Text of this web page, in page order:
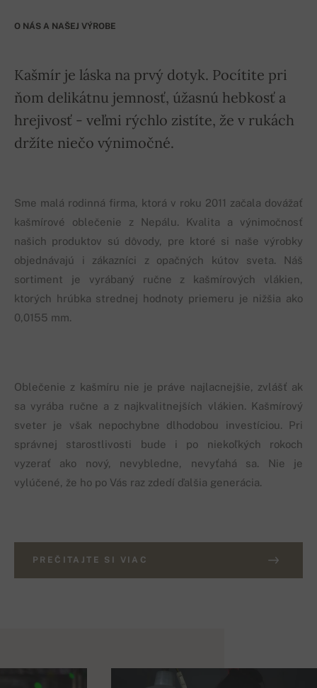
O NÁS A NAŠEJ VÝROBE
Kašmír je láska na prvý dotyk. Pocítite pri
ňom delikátnu jemnosť, úžasnú hebkosť a
hrejivosť - veľmi rýchlo zistíte, že v rukách
držíte niečo výnimočné.
Sme malá rodinná firma, ktorá v roku 2011 začala dovážať
kašmírové oblečenie z Nepálu. Kvalita a výnimočnosť
našich produktov sú dôvody, pre ktoré si naše výrobky
objednávajú i zákazníci z opačných kútov sveta. Náš
sortiment je vyrábaný ručne z kašmírových vlákien,
ktorých hrúbka strednej hodnoty priemeru je nižšia ako
0,0155 mm.
Oblečenie z kašmíru nie je práve najlacnejšie, zvlášť ak
sa vyrába ručne a z najkvalitnejších vlákien. Kašmírový
sveter je však nepochybne dlhodobou investíciou. Pri
správnej starostlivosti bude i po niekoľkých rokoch
vyzerať ako nový, nevybledne, nevyťahá sa. Nie je
vylúčené, že ho po Vás raz zdedí ďalšia generácia.
PREČITAJTE SI VIAC